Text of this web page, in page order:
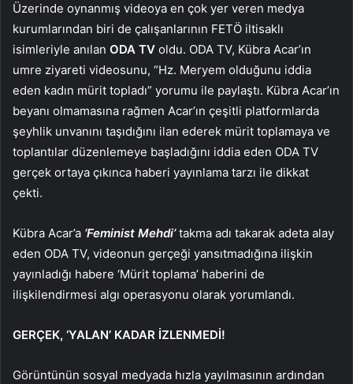
Üzerinde oynanmış videoya en çok yer veren medya
kurumlarından biri de çalışanlarının FETÖ iltisaklı
isimleriyle anılan ODA TV oldu. ODA TV, Kübra Acar’ın
umre ziyareti videosunu, “Hz. Meryem olduğunu iddia
eden kadın mürit topladı” yorumu ile paylaştı. Kübra Acar’ın
beyanı olmamasına rağmen Acar’ın çeşitli platformlarda
şeyhlik unvanını taşıdığını ilan ederek mürit toplamaya ve
toplantılar düzenlemeye başladığını iddia eden ODA TV
gerçek ortaya çıkınca haberi yayınlama tarzı ile dikkat
çekti.
Kübra Acar’a ‘Feminist Mehdi’takma adı takarak adeta alay
eden ODA TV, videonun gerçeği yansıtmadığına ilişkin
yayınladığı habere ‘Mürit toplama’ haberini de
ilişkilendirmesi algı operasyonu olarak yorumlandı.
GERÇEK, ‘YALAN’ KADAR İZLENMEDİ!
Görüntünün sosyal medyada hızla yayılmasının ardından